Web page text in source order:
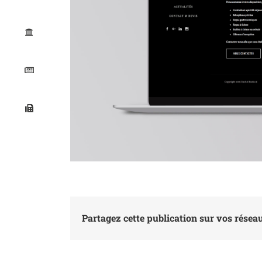
Partagez cette publication sur vos